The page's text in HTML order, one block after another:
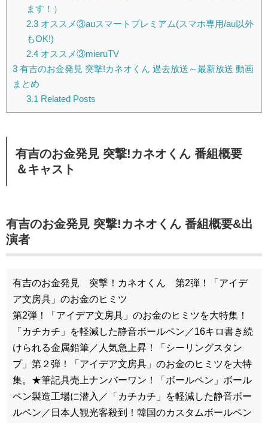
ます！）
2.3オススメ③auスマートプレミアム(スマホ専用/au以外
もOK!)
2.4オススメ③mieruTV
3 有吉のお金発見 突撃!カネオくん 過去放送～最新放送 動画
まとめ
3.1 Related Posts
有吉のお金発見 突撃!カネオくん 番組概要
＆キャスト
有吉のお金発見 突撃!カネオくん 番組概要&出
演者
有吉のお金発見 突撃！カネオくん 第2弾！「アイデ
ア文房具」のお金のヒミツ
第2弾！「アイデア文房具」のお金のヒミツを大特集！
「カチカチ」を軽減した静音ボールペン／16キロ書き続
けられる金属鉛筆／人気急上昇！「シーリングスタン
プ」第２弾！「アイデア文房具」のお金のヒミツを大特
集。★筆記具売上ナンバーワン！「ボールペン」ボール
ペン製造工場に潜入／「カチカチ」を軽減した静音ボー
ルペン／日本人観光客殺到！韓国のカスタムボールペン